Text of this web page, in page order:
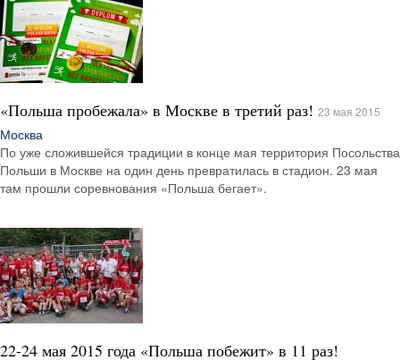
«Польша пробежала» в Москве в третий раз! 23 мая 2015
Москва
По уже сложившейся традиции в конце мая территория Посольства
Польши в Москве на один день превратилась в стадион. 23 мая
там прошли соревнования «Польша бегает».
22-24 мая 2015 года «Польша побежит» в 11 раз!